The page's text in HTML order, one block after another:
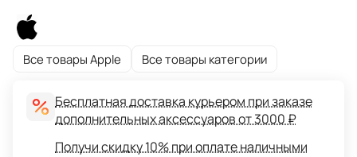
Все товары Apple Все товары категории
Бесплатная доставка курьером при заказе
дополнительных аксессуаров от 3000 ₽
Получи скидку 10% при оплате наличными